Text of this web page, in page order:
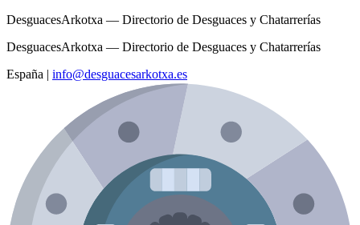
DesguacesArkotxa — Directorio de Desguaces y Chatarrerías
DesguacesArkotxa — Directorio de Desguaces y Chatarrerías
España | info@desguacesarkotxa.es